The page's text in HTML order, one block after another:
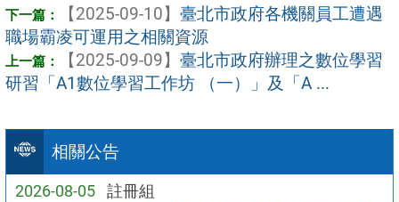
相關公告
2026-08-05 註冊組
【2025-09-10】 臺北市政府各機關員工遭遇
職場霸凌可運用之相關資源
【2025-09-09】 臺北市政府辦理之數位學習
研習「A1數位學習工作坊 （一）」及「A ...